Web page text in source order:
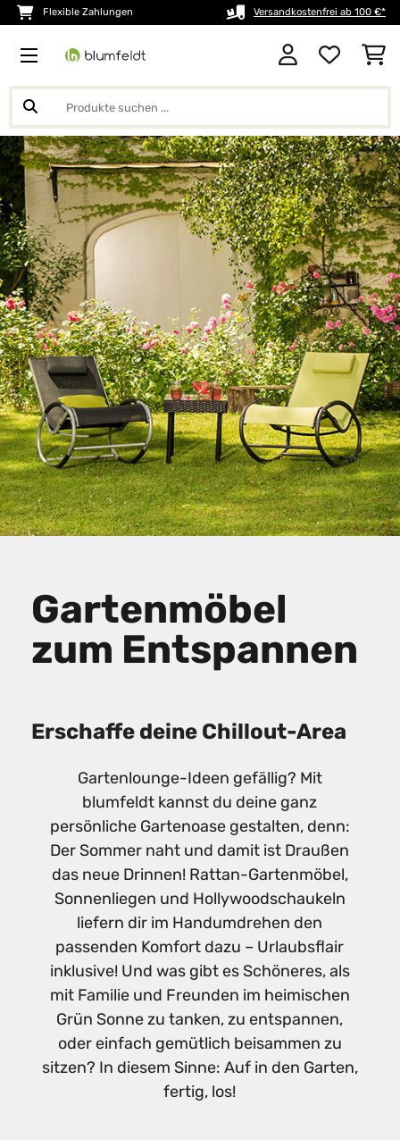
Flexible Zahlungen Versandkostenfrei ab 100 €*
Gartenmöbel
zum Entspannen
Erschaffe deine Chillout-Area
Gartenlounge-Ideen gefällig? Mit
blumfeldt kannst du deine ganz
persönliche Gartenoase gestalten, denn:
Der Sommer naht und damit ist Draußen
das neue Drinnen! Rattan-Gartenmöbel,
Sonnenliegen und Hollywoodschaukeln
liefern dir im Handumdrehen den
passenden Komfort dazu – Urlaubsflair
inklusive! Und was gibt es Schöneres, als
mit Familie und Freunden im heimischen
Grün Sonne zu tanken, zu entspannen,
oder einfach gemütlich beisammen zu
sitzen?​ In diesem Sinne: Auf in den Garten,
fertig, los!​